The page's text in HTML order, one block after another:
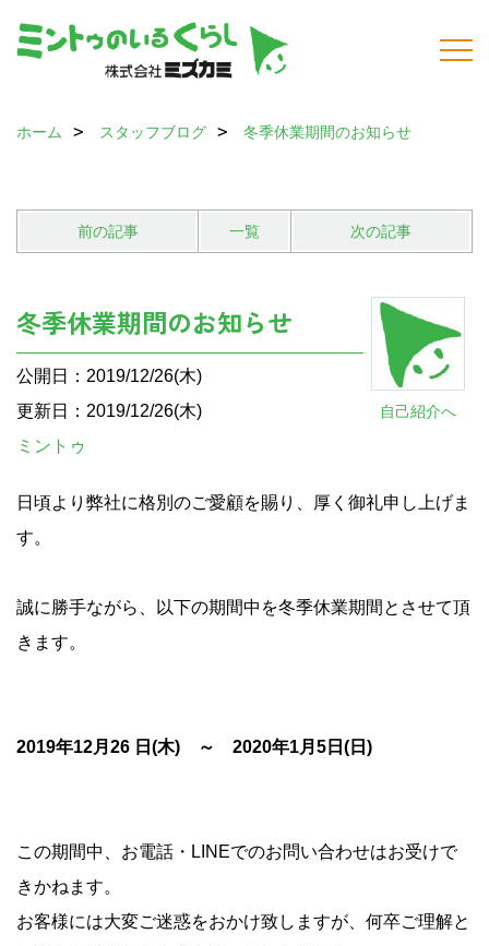
ホーム スタッフブログ 冬季休業期間のお知らせ
前の記事 一覧 次の記事
自己紹介へ
冬季休業期間のお知らせ
公開日：2019/12/26(木)
更新日：2019/12/26(木)
ミントゥ
日頃より弊社に格別のご愛顧を賜り、厚く御礼申し上げま
す。
誠に勝手ながら、以下の期間中を冬季休業期間とさせて頂
きます。
2019年12月26 日(木) ～ 2020年1月5日(日)
この期間中、お電話・LINEでのお問い合わせはお受けで
きかねます。
お客様には大変ご迷惑をおかけ致しますが、何卒ご理解と